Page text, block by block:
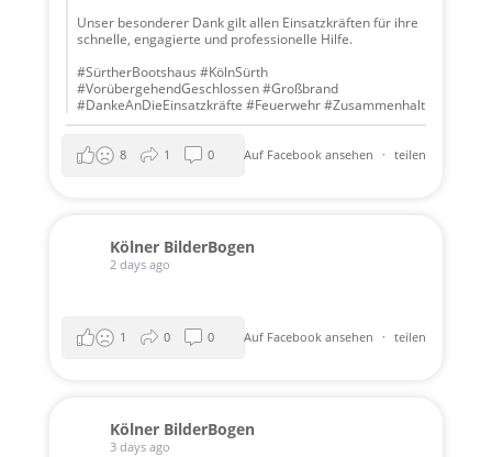
Unser besonderer Dank gilt allen Einsatzkräften für ihre
schnelle, engagierte und professionelle Hilfe.
#SürtherBootshaus #KölnSürth
#VorübergehendGeschlossen #Großbrand
#DankeAnDieEinsatzkräfte #Feuerwehr #Zusammenhalt
Auf Facebook ansehen · teilen
8 1 0
Kölner BilderBogen
2 days ago
Auf Facebook ansehen · teilen
1 0 0
Kölner BilderBogen
3 days ago